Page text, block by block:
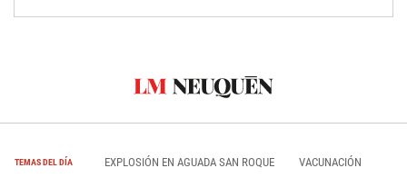
TEMAS DEL DÍA EXPLOSIÓN EN AGUADA SAN ROQUE VACUNACIÓN